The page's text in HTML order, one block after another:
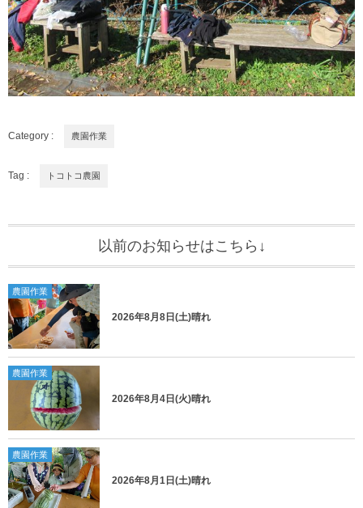
Category : 農園作業
Tag : トコトコ農園
以前のお知らせはこちら↓
農園作業
2026年8月8日(土)晴れ
農園作業
2026年8月4日(火)晴れ
農園作業
2026年8月1日(土)晴れ